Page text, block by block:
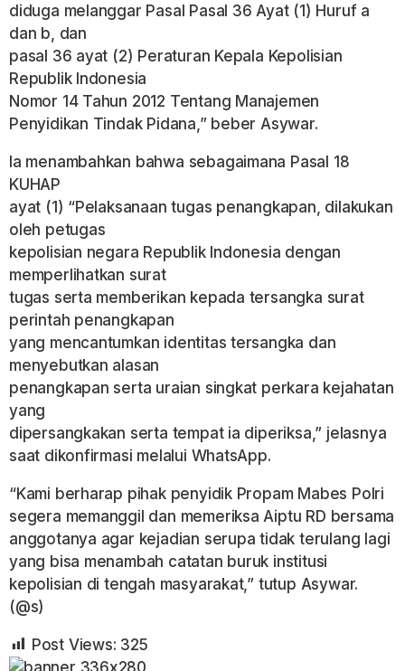
diduga melanggar Pasal Pasal 36 Ayat (1) Huruf a
dan b, dan
pasal 36 ayat (2) Peraturan Kepala Kepolisian
Republik Indonesia
Nomor 14 Tahun 2012 Tentang Manajemen
Penyidikan Tindak Pidana,” beber Asywar.
Ia menambahkan bahwa sebagaimana Pasal 18
KUHAP
ayat (1) “Pelaksanaan tugas penangkapan, dilakukan
oleh petugas
kepolisian negara Republik Indonesia dengan
memperlihatkan surat
tugas serta memberikan kepada tersangka surat
perintah penangkapan
yang mencantumkan identitas tersangka dan
menyebutkan alasan
penangkapan serta uraian singkat perkara kejahatan
yang
dipersangkakan serta tempat ia diperiksa,” jelasnya
saat dikonfirmasi melalui WhatsApp.
“Kami berharap pihak penyidik Propam Mabes Polri
segera memanggil dan memeriksa Aiptu RD bersama
anggotanya agar kejadian serupa tidak terulang lagi
yang bisa menambah catatan buruk institusi
kepolisian di tengah masyarakat,” tutup Asywar.
(@s)
Post Views: 325